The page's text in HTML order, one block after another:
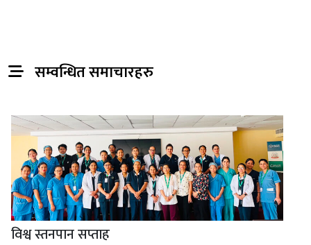
सम्वन्धित समाचारहरु
विश्व स्तनपान सप्ताह